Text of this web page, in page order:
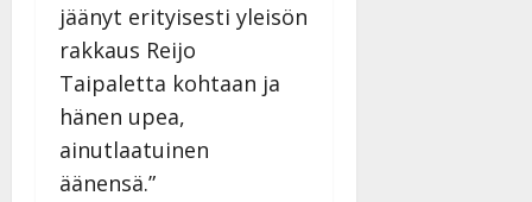
jäänyt erityisesti yleisön
rakkaus Reijo
Taipaletta kohtaan ja
hänen upea,
ainutlaatuinen
äänensä.”